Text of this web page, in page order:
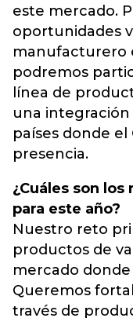
este mercado.
oportunidades
manufacturero
podremos
línea de
una
países donde
presencia.
¿Cuáles son
para este año?
Nuestro reto
productos de
mercado
Queremos
través de